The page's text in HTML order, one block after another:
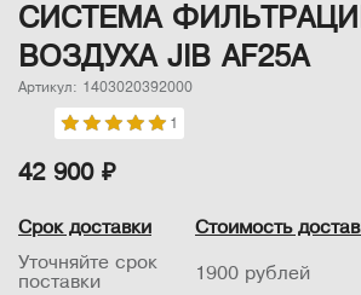
СИСТЕМА
ВОЗДУХА JIB AF25A
Артикул: 1403020392000
1
42 900 ₽
Срок доставки
Уточняйте срок
поставки
Стоимость
1900 рублей